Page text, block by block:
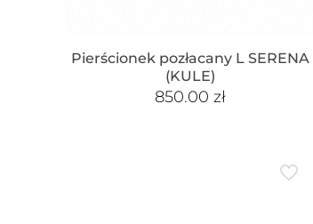
Pierścionek pozłacany L SERENA
(KULE)
850.00zł